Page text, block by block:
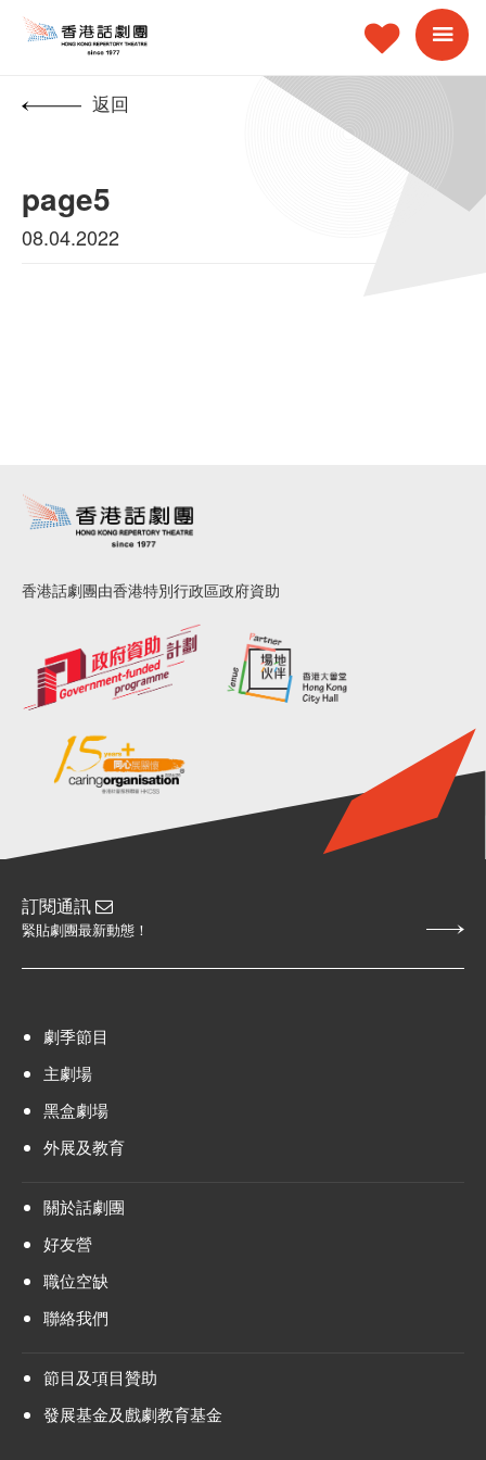
返回
page5
08.04.2022
香港話劇團由香港特別行政區政府資助
訂閱通訊
緊貼劇團最新動態！
劇季節目
主劇場
黑盒劇場
外展及教育
關於話劇團
好友營
職位空缺
聯絡我們
節目及項目贊助
發展基金及戲劇教育基金